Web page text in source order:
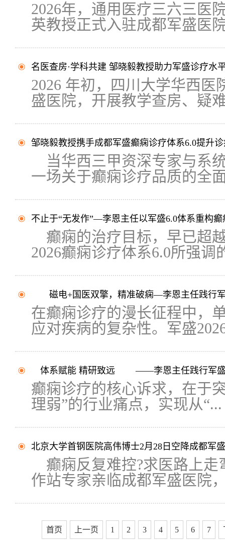
2026年，通用医疗三六三医
英教授正式入驻成都军盛医
名医查房·学科共建 邹晓毅教授助力军盛诊疗水
2026 年初，四川大学华西医
盛医院，开展教学查房、疑
邹晓毅教授携手成都军盛癫痫诊疗体系6.0提升
当华西三甲资深专家与系
一场关于癫痫诊疗品质的全
不止于“无发作”—李恩主任以军盛6.0体系重构
癫痫的治疗目标，早已超
2026癫痫诊疗体系6.0所强调
磁电+国医双擎，精准破痫—李恩主任践行军
在癫痫诊疗的漫长征程中，
应对疾病的复杂性。军盛
体系赋能 精研致远 ——李恩主任践行军盛
癫痫诊疗的核心诉求，在于
理弱”的行业痛点，实现从“...
北京大学首钢医院高伟博士2月28日空降成都军
癫痫反复难控?求医路上走
作站专家亲临成都军盛医院
首页 上一页 1 2 3 4 5 6 7